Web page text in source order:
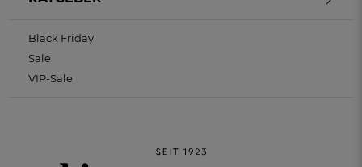
Black Friday
Sale
VIP-Sale